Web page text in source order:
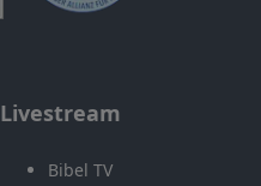
Livestream
Bibel TV